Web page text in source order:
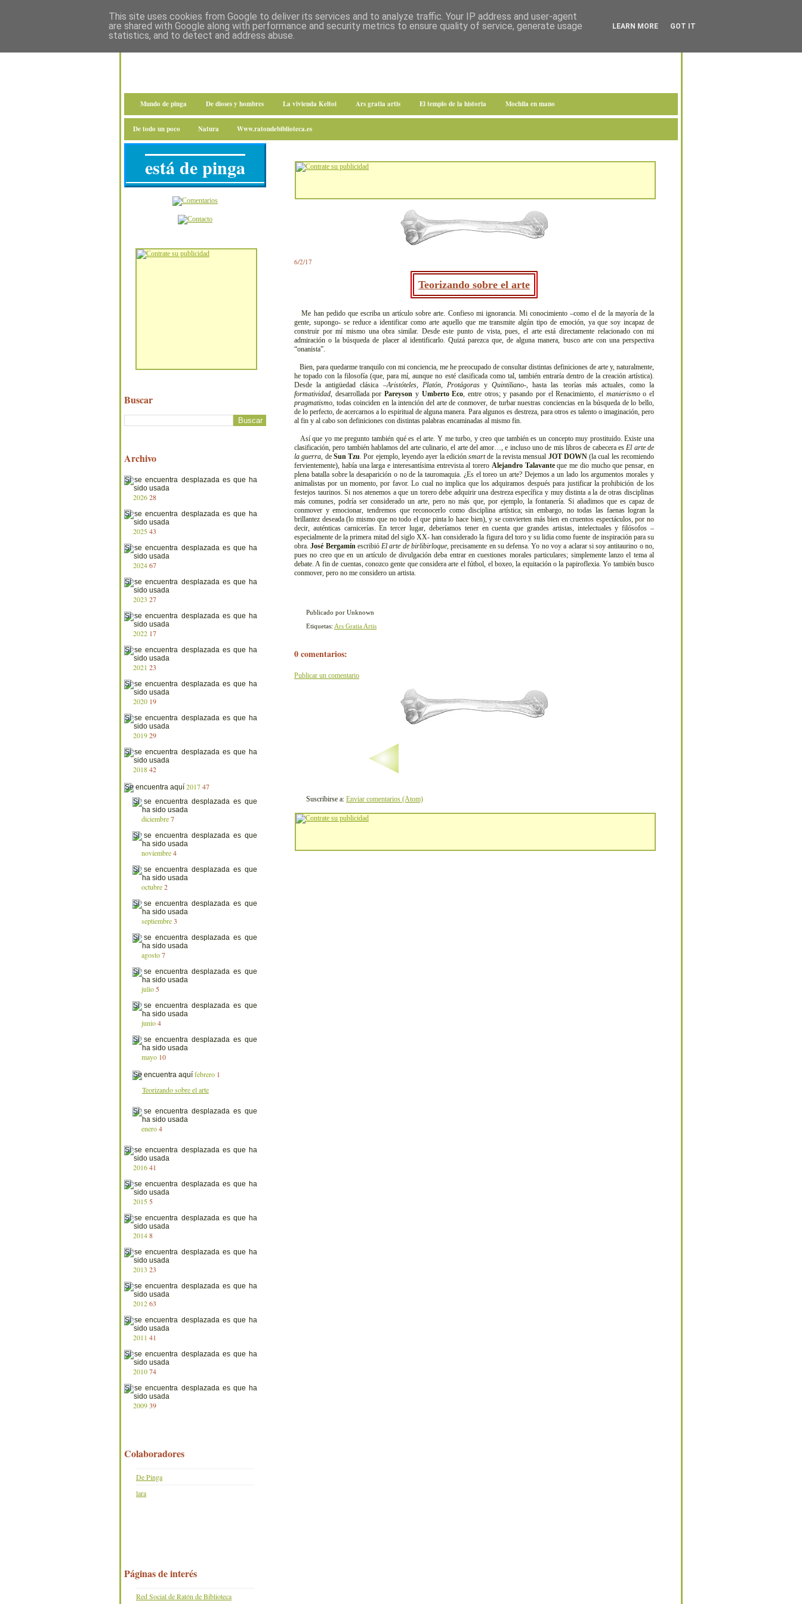
Mundo de pinga De dioses y hombres La vivienda Keltoi Ars gratia artis El templo de la historia Mochila en mano
De todo un poco Natura Www.ratondebiblioteca.es
6/2/17
Teorizando sobre el arte
Me han pedido que escriba un artículo sobre arte. Confieso mi ignorancia. Mi conocimiento –como el de la mayoría de la
gente, supongo- se reduce a identificar como arte aquello que me transmite algún tipo de emoción, ya que soy incapaz de
construir por mí mismo una obra similar. Desde este punto de vista, pues, el arte está directamente relacionado con mi
admiración o la búsqueda de placer al identificarlo. Quizá parezca que, de alguna manera, busco arte con una perspectiva
“onanista”.
Bien, para quedarme tranquilo con mi conciencia, me he preocupado de consultar distintas definiciones de arte y, naturalmente,
he topado con la filosofía (que, para mí, aunque no esté clasificada como tal, también entraría dentro de la creación artística).
Desde la antigüedad clásica –Aristóteles, Platón, ProtágorasyQuintiliano-, hasta las teorías más actuales, como la
formatividad, desarrollada porPareyson y Umberto Eco, entre otros; y pasando por el Renacimiento, el manierismoo el
pragmatismo, todas coinciden en la intención del arte de conmover, de turbar nuestras conciencias en la búsqueda de lo bello,
de lo perfecto, de acercarnos a lo espiritual de alguna manera. Para algunos es destreza, para otros es talento o imaginación, pero
al fin y al cabo son definiciones con distintas palabras encaminadas al mismo fin.
Así que yo me pregunto también qué es el arte. Y me turbo, y creo que también es un concepto muy prostituido. Existe una
clasificación, pero también hablamos del arte culinario, el arte del amor…, e incluso uno de mis libros de cabecera esEl arte de
la guerra, de Sun Tzu. Por ejemplo, leyendo ayer la ediciónsmartde la revista mensual JOT DOWN(la cual les recomiendo
fervientemente), había una larga e interesantísima entrevista al torero Alejandro Talavanteque me dio mucho que pensar, en
plena batalla sobre la desaparición o no de la tauromaquia. ¿Es el toreo un arte? Dejemos a un lado los argumentos morales y
animalistas por un momento, por favor. Lo cual no implica que los adquiramos después para justificar la prohibición de los
festejos taurinos. Si nos atenemos a que un torero debe adquirir una destreza específica y muy distinta a la de otras disciplinas
más comunes, podría ser considerado un arte, pero no más que, por ejemplo, la fontanería. Si añadimos que es capaz de
conmover y emocionar, tendremos que reconocerlo como disciplina artística; sin embargo, no todas las faenas logran la
brillantez deseada (lo mismo que no todo el que pinta lo hace bien), y se convierten más bien en cruentos espectáculos, por no
decir, auténticas carnicerías. En tercer lugar, deberíamos tener en cuenta que grandes artistas, intelectuales y filósofos –
especialmente de la primera mitad del siglo XX- han considerado la figura del toro y su lidia como fuente de inspiración para su
obra.José BergamínescribióEl arte de birlibirloque, precisamente en su defensa. Yo no voy a aclarar si soy antitaurino o no,
pues no creo que en un artículo de divulgación deba entrar en cuestiones morales particulares; simplemente lanzo el tema al
debate. A fin de cuentas, conozco gente que considera arte el fútbol, el boxeo, la equitación o la papiroflexia. Yo también busco
conmover, pero no me considero un artista.
Publicado por Unknown
Etiquetas: Ars Gratia Artis
0 comentarios:
Publicar un comentario
Suscribirse a: Enviar comentarios (Atom)
está de pinga
Buscar
Archivo
202628
202543
202467
2023 27
2022 17
2021 23
2020 19
201929
201842
201747
diciembre 7
noviembre 4
octubre 2
septiembre 3
agosto 7
julio 5
junio 4
mayo 10
febrero 1
Teorizando sobre el arte
enero 4
201641
2015 5
20148
2013 23
201263
2011 41
201074
200939
Colaboradores
De Pinga
lara
Páginas de interés
Red Social de Ratón de Biblioteca
This site uses cookies from Google to deliver its services and to analyze traffic. Your IP address and user-agent
are shared with Google along with performance and security metrics to ensure quality of service, generate usage
statistics, and to detect and address abuse.
LEARN MORE GOT IT